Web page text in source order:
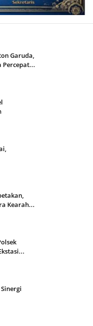
Garuda,
Percepat...
Kearah...